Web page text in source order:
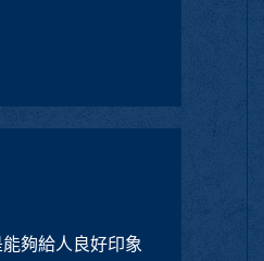
夠給人良好印象